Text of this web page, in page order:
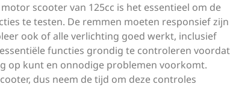
scooter van 125cc is het essentieel om de
te testen. De remmen moeten responsief zijn
ook of alle verlichting goed werkt, inclusief
functies grondig te controleren voordat
op kunt en onnodige problemen voorkomt.
dus neem de tijd om deze controles